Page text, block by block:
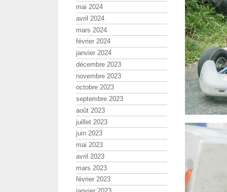
mai 2024
avril 2024
mars 2024
février 2024
janvier 2024
décembre 2023
novembre 2023
octobre 2023
septembre 2023
août 2023
juillet 2023
juin 2023
mai 2023
avril 2023
mars 2023
février 2023